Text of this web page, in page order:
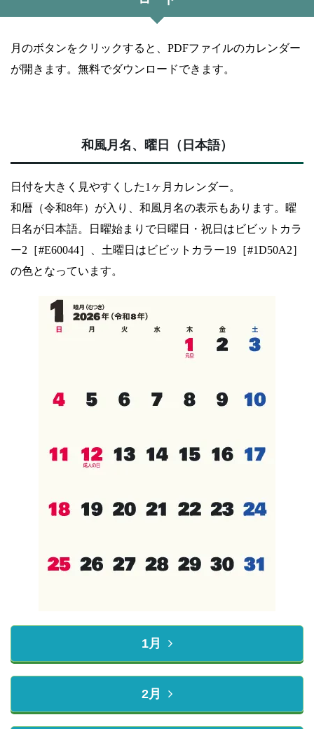
月のボタンをクリックすると、PDFファイルのカレンダー
が開きます。無料でダウンロードできます。
和風月名、曜日（日本語）
日付を大きく見やすくした1ヶ月カレンダー。
和暦（令和8年）が入り、和風月名の表示もあります。曜
日名が日本語。日曜始まりで日曜日・祝日はビビットカラ
ー2［#E60044］、土曜日はビビットカラー19［#1D50A2］
の色となっています。
1月
2月